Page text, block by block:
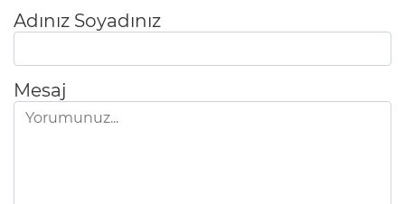
Adınız Soyadınız
Mesaj